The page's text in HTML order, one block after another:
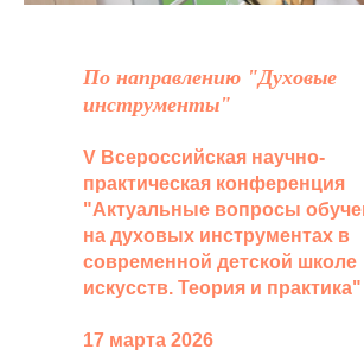
По направлению "Духовые
инструменты"
V Всероссийская научно-
практическая конференция
"Актуальные вопросы
на духовых инструментах в
современной детской школе
искусств. Теория и практика"
17 марта 2026